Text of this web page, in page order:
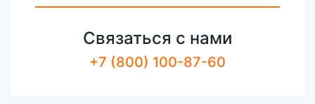
Связаться с нами
+7 (800) 100-87-60